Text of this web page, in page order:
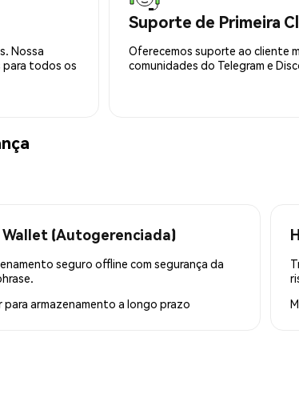
Nossa
para todos os
Suporte de Primeira
Oferecemos suporte ao cliente
comunidades do Telegram e
Wallet (Autogerenciada)
seguro offline com segurança da
para armazenamento a longo prazo